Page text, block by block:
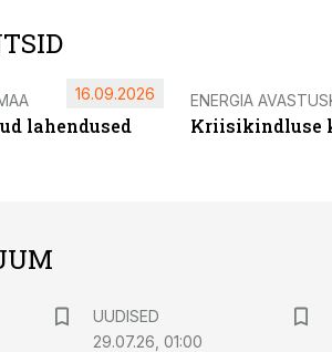
lahendused
16.09.2026 ENERGIA
Kriisikindluse
UUDISED
29.07.26, 01:00